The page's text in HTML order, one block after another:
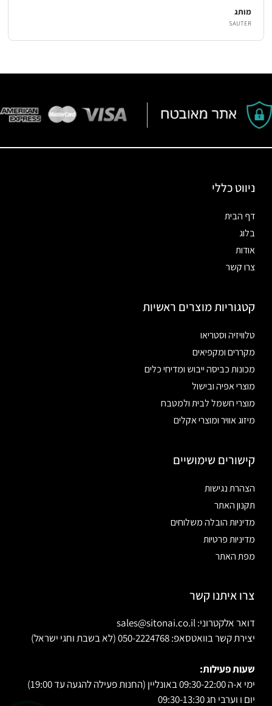
מותג
SAUTER
ניווט כללי
דף הבית
בלוג
אודות
צרו קשר
קטגוריות מוצרים ראשיות
טלוויזיה וסטריאו
מקררים ומקפיאים
מכונות כביסה ייבוש ומדיחי כלים
מוצרי אפיה ובישול
מוצרי חשמל לבית ולמטבח
מיזוג אוויר ומוצרי אקלים
קישורים שימושיים
הצהרת נגישות
תקנון האתר
מדיניות הובלה משלוחים
מדיניות פרטיות
מפת האתר
צרו איתנו קשר
דואר אלקטרוני: sales@sitonai.co.il
יצירת קשר בוואטסאפ: 050-2224768 (לא בשבת וחגי ישראל)
שעות פעילות:
ימי א-ה 09:30-22:00 באונליין (החנות פעילה להגעה עד 19:00)
יום ו וערבי חג 09:30-13:30